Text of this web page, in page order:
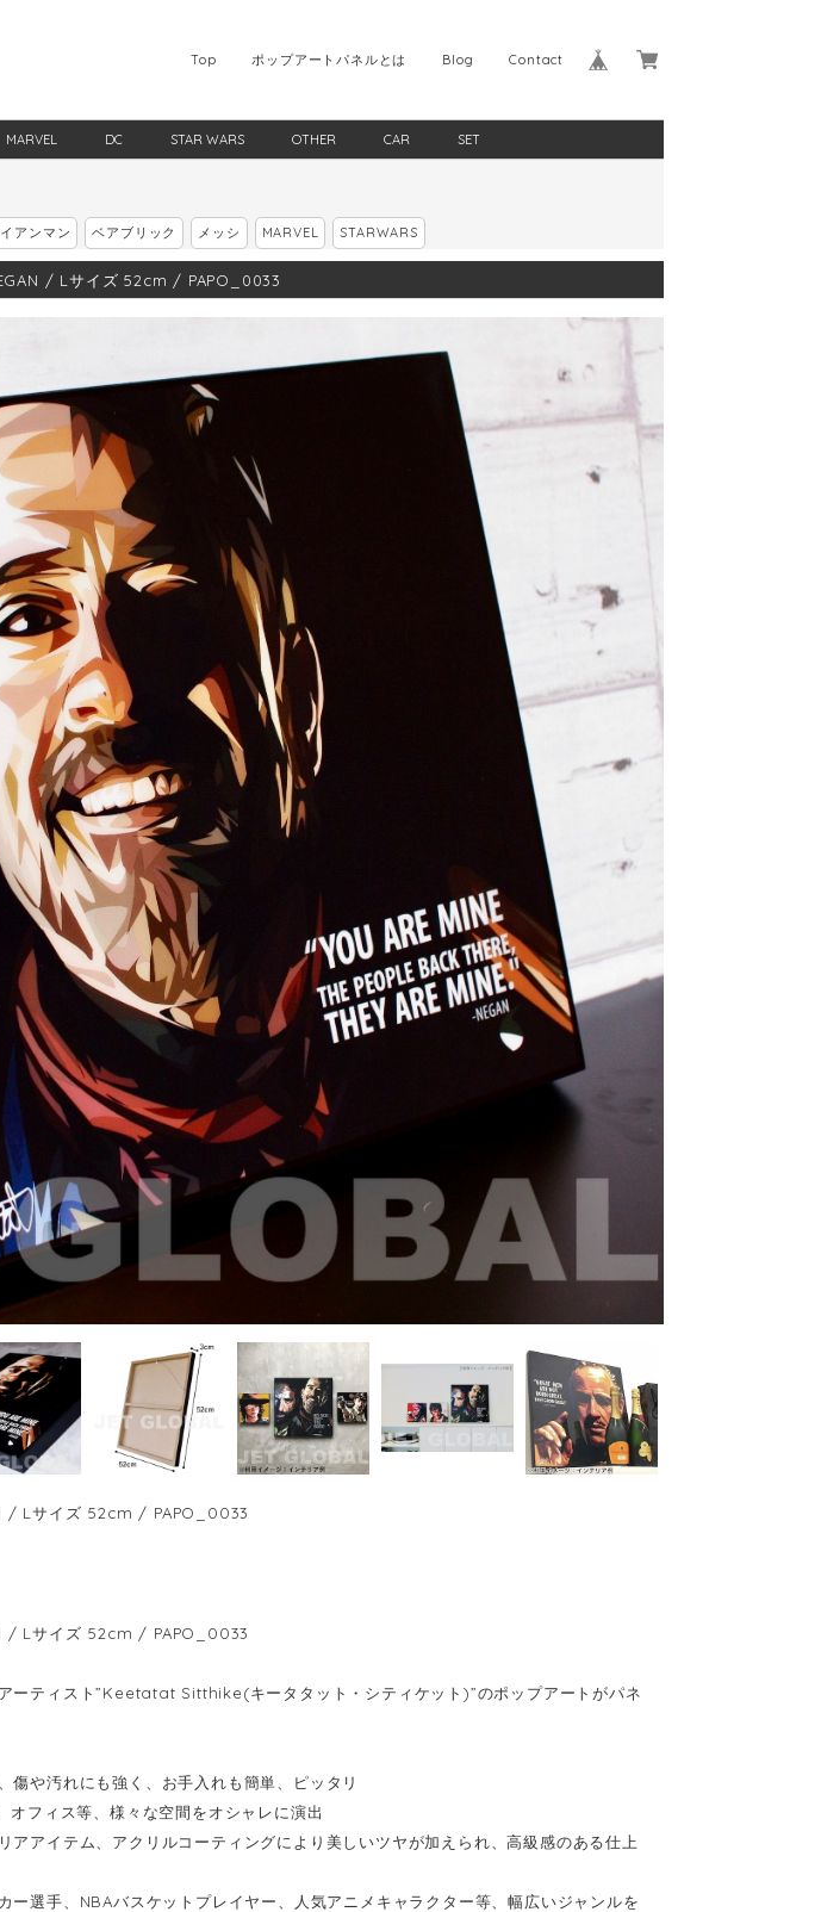
Contact
Blog
ポップアートパネルとは
Top
MARVEL DC STAR WARS OTHER CAR SET
アンマン ベアブリック メッシ MARVEL STARWARS
/ Lサイズ 52cm / PAPO_0033
/ Lサイズ 52cm / PAPO_0033
/ Lサイズ 52cm / PAPO_0033
ーティスト”Keetatat Sitthike(キータタット・シティケット)”のポップアートがパネ
傷や汚れにも強く、お手入れも簡単、ピッタリ
フィス等、様々な空間をオシャレに演出
アアイテム、アクリルコーティングにより美しいツヤが加えられ、高級感のある仕上
ー選手、NBAバスケットプレイヤー、人気アニメキャラクター等、幅広いジャンルを